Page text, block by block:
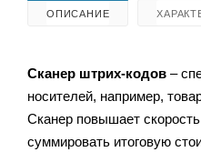
ОПИСАНИЕ
Сканер штрих-кодов –
носителей, например,
Сканер повышает
суммировать итоговую